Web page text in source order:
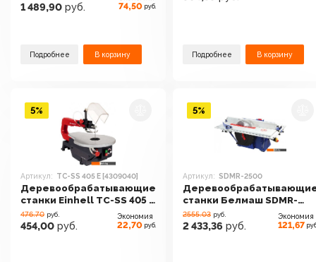
1 489,90 руб. 74,50 руб.
Подробнее В корзину Подробнее В корзину
Артикул: TC-SS 405 E [4309040]
Деревообрабатывающие
станки Einhell TC-SS 405 E
[4309040]
476.70 руб.
454,00 руб.
Экономия
22,70 руб.
5%
Артикул: SDMR-2500
станки Белмаш SDMR-
2500
2555.03 руб.
2 433,36 руб.
Экономия
121,67
5%